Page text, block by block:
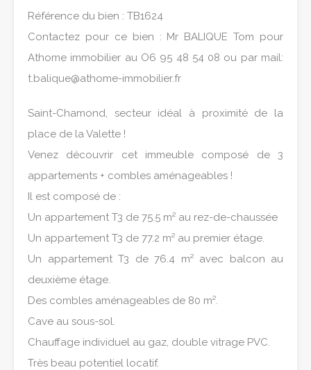
Référence du bien : TB1624
Contactez pour ce bien : Mr BALIQUE Tom pour
Athome immobilier au O6 95 48 54 08 ou par mail:
t.balique@athome-immobilier.fr
Saint-Chamond, secteur idéal à proximité de la
place de la Valette !
Venez découvrir cet immeuble composé de 3
appartements + combles aménageables !
Il est composé de :
Un appartement T3 de 75.5 m² au rez-de-chaussée
Un appartement T3 de 77.2 m² au premier étage.
Un appartement T3 de 76.4 m² avec balcon au
deuxième étage.
Des combles aménageables de 80 m².
Cave au sous-sol.
Chauffage individuel au gaz, double vitrage PVC.
Très beau potentiel locatif.